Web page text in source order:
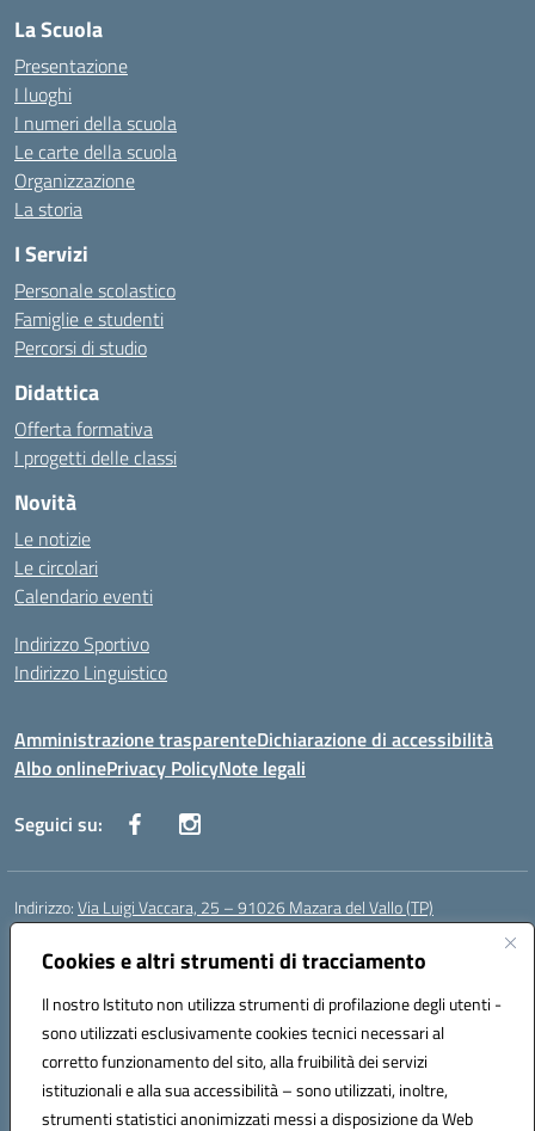
Cookies e altri strumenti di tracciamento
Il nostro Istituto non utilizza strumenti di profilazione degli utenti -
sono utilizzati esclusivamente cookies tecnici necessari al
corretto funzionamento del sito, alla fruibilità dei servizi
istituzionali e alla sua accessibilità – sono utilizzati, inoltre,
strumenti statistici anonimizzati messi a disposizione da Web
La Scuola
Presentazione
I luoghi
I numeri della scuola
Le carte della scuola
Organizzazione
La storia
I Servizi
Personale scolastico
Famiglie e studenti
Percorsi di studio
Didattica
Offerta formativa
I progetti delle classi
Novità
Le notizie
Le circolari
Calendario eventi
Indirizzo Sportivo
Indirizzo Linguistico
Amministrazione trasparenteDichiarazione di accessibilità
Albo onlinePrivacy PolicyNote legali
Seguici su:
Indirizzo:Via Luigi Vaccara, 25 – 91026 Mazara del Vallo (TP)
Centralino:
Posta elettronica certificata (PEC):tpic843007@pec.istruzione.it
Codice fiscale: 91036660818
Codice meccanografico:tpic843007
Codice Indice delle Pubbliche Amministrazioni (IPA): icggp
Codice unico di fatturazione (CUF): UFYPS3